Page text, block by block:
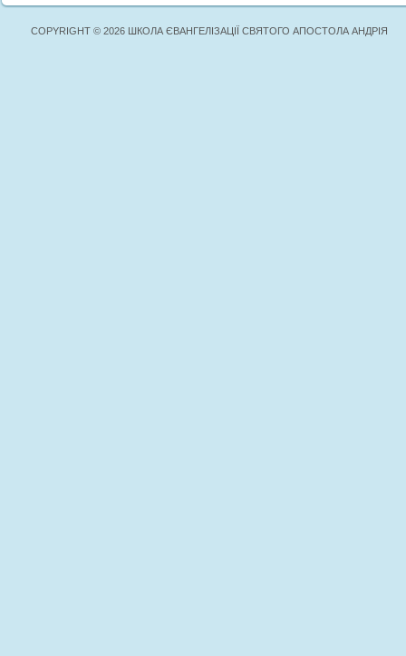
COPYRIGHT © 2026 ШКОЛА ЄВАНГЕЛІЗАЦІЇ СВЯТОГО АПОСТОЛА АНДРІЯ